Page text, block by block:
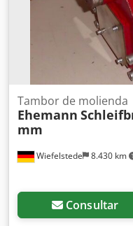
Wiefelstede 8.430 km
Tambor de molienda
Ehemann
mm
Consultar